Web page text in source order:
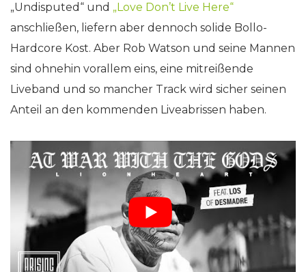
„Undisputed“ und „Love Don’t Live Here“
anschließen, liefern aber dennoch solide Bollo-
Hardcore Kost. Aber Rob Watson und seine Mannen
sind ohnehin vorallem eins, eine mitreißende
Liveband und so mancher Track wird sicher seinen
Anteil an den kommenden Liveabrissen haben.